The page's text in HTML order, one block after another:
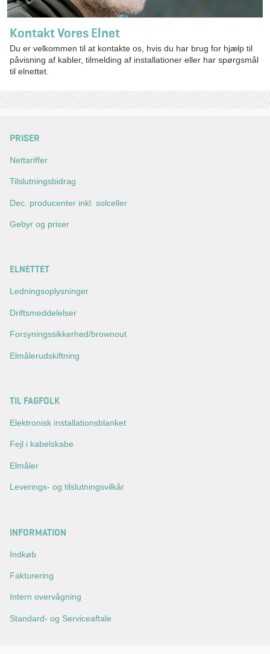
Kontakt Vores Elnet
Du er velkommen til at kontakte os, hvis du har brug for hjælp til
påvisning af kabler, tilmelding af installationer eller har spørgsmål
til elnettet.
PRISER
Nettariffer
Tilslutningsbidrag
Dec. producenter inkl. solceller
Gebyr og priser
ELNETTET
Ledningsoplysninger
Driftsmeddelelser
Forsyningssikkerhed/brownout
Elmålerudskiftning
TIL FAGFOLK
Elektronisk installationsblanket
Fejl i kabelskabe
Elmåler
Leverings- og tilslutningsvilkår
INFORMATION
Indkøb
Fakturering
Intern overvågning
Standard- og Serviceaftale